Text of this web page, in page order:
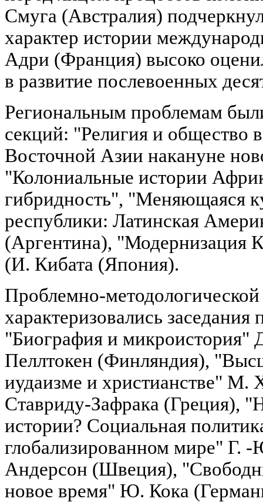
Смуга (Австралия)
характер истории
Адри (Франция) высоко
в развитие послевоенных
Региональным проблемам
секций: "Религия и
Восточной Азии накануне
"Колониальные истории
гибридность", "Меняющаяся
республики: Латинская
(Аргентина), "Модернизация
(И. Кибата (Япония).
Проблемно-
характеризовались
"Биография и
Пеллтокен (Финляндия),
иудаизме и христианстве" М.
Ставриду-Зафрака (Греция),
истории? Социальная
глобализированном мире"
Андерсон (Швеция),
новое время" Ю. Кока